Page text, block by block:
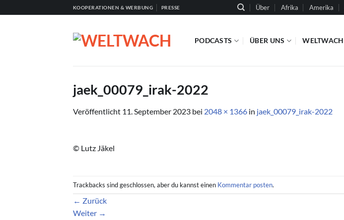
Inhalt
KOOPERATIONEN & WERBUNG PRESSE Über Afrika Amerika
PODCASTS ÜBER UNS WELTWACH
jaek_00079_irak-2022
Veröffentlicht 11. September 2023 bei 2048 × 1366 in jaek_00079_irak-2022
© Lutz Jäkel
Trackbacks sind geschlossen, aber du kannst einen Kommentar posten.
← Zurück
Weiter →